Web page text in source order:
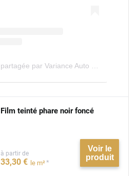
Film teinté phare noir foncé
à partir de
33,30 € le m²*
Voir le
produit